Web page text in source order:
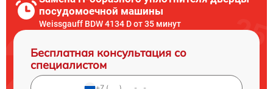
посудомоечной машины
Weissgauff BDW 4134 D от 35 минут
Бесплатная консультация со
специалистом